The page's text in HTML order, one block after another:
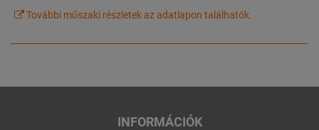
További műszaki részletek az adatlapon találhatók.
INFORMÁCIÓK